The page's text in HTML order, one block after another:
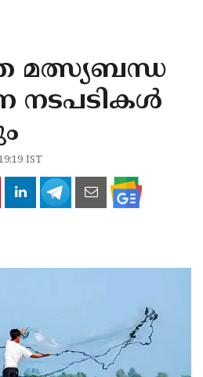
മത്സ്യബന്ധ
നടപടികൾ
IST